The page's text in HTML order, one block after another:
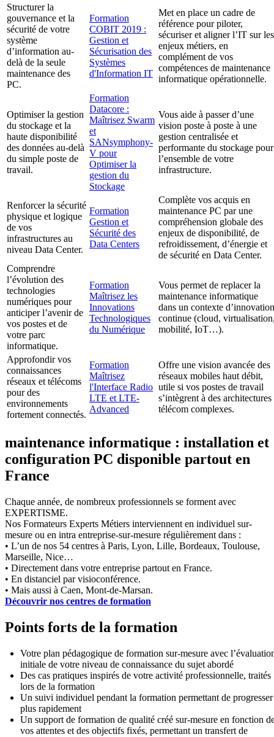
Structurer la
gouvernance et la
sécurité de votre
système
d’information au-
delà de la seule
maintenance des
PC.
Formation
COBIT 2019 :
Gestion et
Sécurisation des
Systèmes
d'Information IT
Met en place un cadre de
référence pour piloter,
sécuriser et aligner l’IT sur les
enjeux métiers, en
complément de vos
compétences de maintenance
informatique opérationnelle.
Optimiser la gestion
du stockage et la
haute disponibilité
des données au-delà
du simple poste de
travail.
Formation
Datacore :
Maîtrisez Swarm
et
SANsymphony-
V pour
Optimiser la
gestion du
Stockage
Vous aide à passer d’une
vision poste à poste à une
gestion centralisée et
performante du stockage pour
l’ensemble de votre
infrastructure.
Renforcer la sécurité
physique et logique
de vos
infrastructures au
niveau Data Center.
Formation
Gestion et
Sécurité des
Data Centers
Complète vos acquis en
maintenance PC par une
compréhension globale des
enjeux de disponibilité, de
refroidissement, d’énergie et
de sécurité en Data Center.
Comprendre
l’évolution des
technologies
numériques pour
anticiper l’avenir de
vos postes et de
votre parc
informatique.
Formation
Maîtrisez les
Innovations
Technologiques
du Numérique
Vous permet de replacer la
maintenance informatique
dans un contexte d’innovation
continue (cloud,
mobilité, IoT…).
Approfondir vos
connaissances
réseaux et télécoms
pour des
environnements
fortement connectés.
Formation
Maîtrisez
l'Interface Radio
LTE et LTE-
Advanced
Offre une vision avancée des
réseaux mobiles haut débit,
utile si vos postes de travail
s’intègrent à des architectures
télécom complexes.
maintenance informatique : installation et
configuration PC disponible partout en
France
Chaque année, de nombreux professionnels se forment avec
EXPERTISME.
Nos Formateurs Experts Métiers interviennent en individuel sur-
mesure ou en intra entreprise-sur-mesure régulièrement dans :
• L’un de nos 54 centres à Paris, Lyon, Lille, Bordeaux, Toulouse,
Marseille, Nice…
• Directement dans votre entreprise partout en France.
• En distanciel par visioconférence.
• Mais aussi à Caen, Mont-de-Marsan.
Découvrir nos centres de formation
Points forts de la formation
Votre plan pédagogique de formation sur-mesure avec
initiale de votre niveau de connaissance du sujet abordé
Des cas pratiques inspirés de votre activité professionnelle, traités
lors de la formation
Un suivi individuel pendant la formation permettant de progresser
plus rapidement
Un support de formation de qualité créé sur-mesure en fonction
vos attentes et des objectifs fixés, permettant un transfert de